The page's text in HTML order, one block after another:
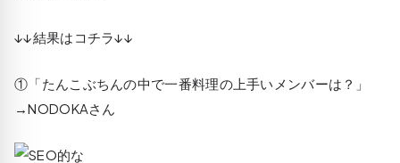
↓↓結果はコチラ↓↓
①「たんこぶちんの中で一番料理の上手いメンバーは？」
→NODOKAさん